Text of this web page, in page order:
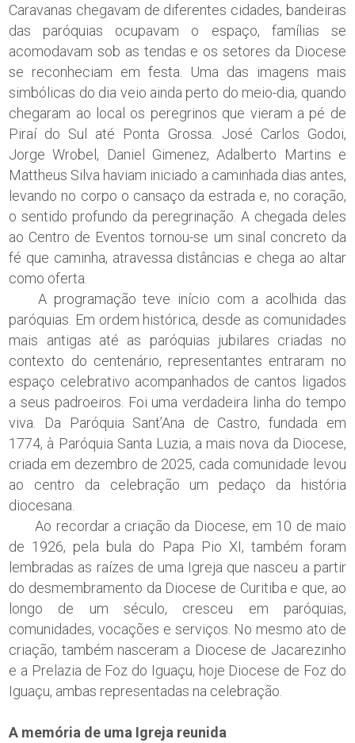
Caravanas chegavam de diferentes cidades, bandeiras
das paróquias ocupavam o espaço, famílias se
acomodavam sob as tendas e os setores da Diocese
se reconheciam em festa. Uma das imagens mais
simbólicas do dia veio ainda perto do meio-dia, quando
chegaram ao local os peregrinos que vieram a pé de
Piraí do Sul até Ponta Grossa. José Carlos Godoi,
Jorge Wrobel, Daniel Gimenez, Adalberto Martins e
Mattheus Silva haviam iniciado a caminhada dias antes,
levando no corpo o cansaço da estrada e, no coração,
o sentido profundo da peregrinação. A chegada deles
ao Centro de Eventos tornou-se um sinal concreto da
fé que caminha, atravessa distâncias e chega ao altar
como oferta.
A programação teve início com a acolhida das
paróquias. Em ordem histórica, desde as comunidades
mais antigas até as paróquias jubilares criadas no
contexto do centenário, representantes entraram no
espaço celebrativo acompanhados de cantos ligados
a seus padroeiros. Foi uma verdadeira linha do tempo
viva. Da Paróquia Sant’Ana de Castro, fundada em
1774, à Paróquia Santa Luzia, a mais nova da Diocese,
criada em dezembro de 2025, cada comunidade levou
ao centro da celebração um pedaço da história
diocesana.
Ao recordar a criação da Diocese, em 10 de maio
de 1926, pela bula do Papa Pio XI, também foram
lembradas as raízes de uma Igreja que nasceu a partir
do desmembramento da Diocese de Curitiba e que, ao
longo de um século, cresceu em paróquias,
comunidades, vocações e serviços. No mesmo ato de
criação, também nasceram a Diocese de Jacarezinho
e a Prelazia de Foz do Iguaçu, hoje Diocese de Foz do
Iguaçu, ambas representadas na celebração.
A memória de uma Igreja reunida